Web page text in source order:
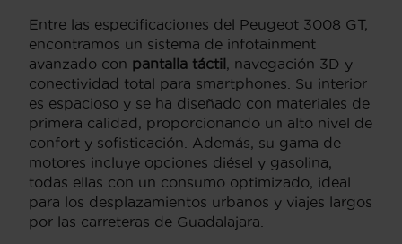
Entre las especificaciones del Peugeot 3008 GT,
encontramos un sistema de infotainment
avanzado con pantalla táctil, navegación 3D y
conectividad total para smartphones. Su interior
es espacioso y se ha diseñado con materiales de
primera calidad, proporcionando un alto nivel de
confort y sofisticación. Además, su gama de
motores incluye opciones diésel y gasolina,
todas ellas con un consumo optimizado, ideal
para los desplazamientos urbanos y viajes largos
por las carreteras de Guadalajara.